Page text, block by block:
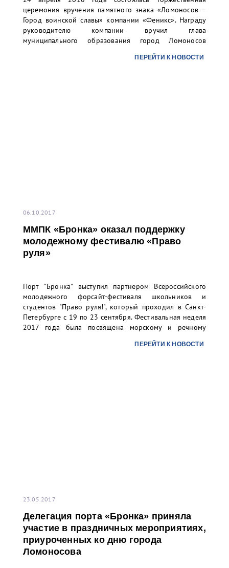
церемония вручения памятного знака «Ломоносов –
Город воинской славы» компании «Феникс». Награду
руководителю компании вручил глава
муниципального образования город Ломоносов
депутатов, представителей администрации, ветеранов
ПЕРЕЙТИ К НОВОСТИ
06.10.2017
ММПК «Бронка» оказал поддержку
молодежному фестивалю «Право
руля»
Порт "Бронка" выступил партнером Всероссийского
молодежного форсайт-фестиваля школьников и
студентов "Право руля!", который проходил в Санкт-
Петербурге с 19 по 23 сентября. Фестивальная неделя
2017 года была посвящена морскому и речному
ПЕРЕЙТИ К НОВОСТИ
23.05.2017
Делегация порта «Бронка» приняла
участие в праздничных мероприятиях,
приуроченных ко дню города
Ломоносова